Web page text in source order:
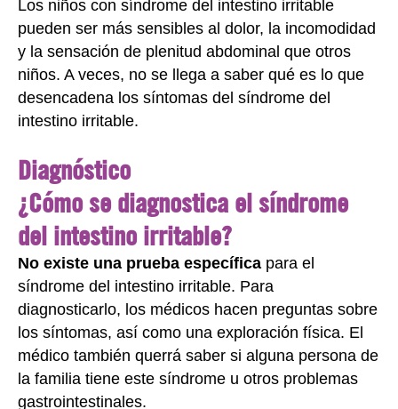
Los niños con síndrome del intestino irritable
pueden ser más sensibles al dolor, la incomodidad
y la sensación de plenitud abdominal que otros
niños. A veces, no se llega a saber qué es lo que
desencadena los síntomas del síndrome del
intestino irritable.
Diagnóstico
¿Cómo se diagnostica el síndrome
del intestino irritable?
No existe una prueba específica para el
síndrome del intestino irritable. Para
diagnosticarlo, los médicos hacen preguntas sobre
los síntomas, así como una exploración física. El
médico también querrá saber si alguna persona de
la familia tiene este síndrome u otros problemas
gastrointestinales.